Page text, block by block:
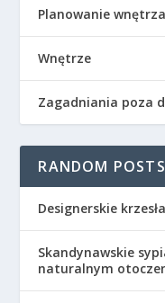
Planowanie
Wnętrze
Zagadniania poza
RANDOM POSTS
Designerskie
Skandynawskie
naturalnym